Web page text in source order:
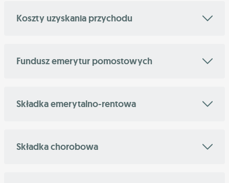
Koszty uzyskania przychodu
Fundusz emerytur pomostowych
Składka emerytalno-rentowa
Składka chorobowa